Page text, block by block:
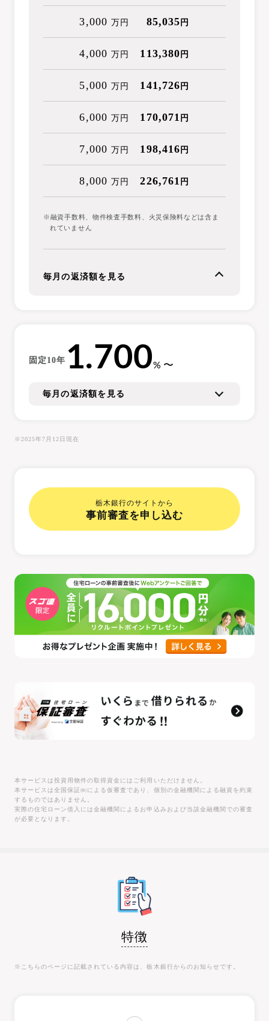
3,000万円 85,035 円
4,000万円 113,380 円
5,000万円 141,726 円
6,000万円 170,071 円
7,000万円 198,416 円
8,000万円 226,761 円
※融資手数料、物件検査手数料、火災保険料などは含ま
れていません
毎月の返済額を見る
固定10年 1.700%
2,000万円 63,215円
3,000万円 94,822円
5,000万円 158,037円
6,000万円 189,645円
7,000万円 221,252円
※融資手数料、物件検査手数料、火災保険料などは含ま
れていません
毎月の返済額を見る
※2025年7月12日現在
栃木銀行のサイトから
事前審査を申し込む
本サービスは投資用物件の取得資金にはご利用いただけません。
本サービスは全国保証㈱による仮審査であり、個別の金融機関による融資を約束
するものではありません。
実際の住宅ローン借入には金融機関によるお申込みおよび当該金融機関での審査
が必要となります。
特徴
※こちらのページに記載されている内容は、栃木銀行からのお知らせです。